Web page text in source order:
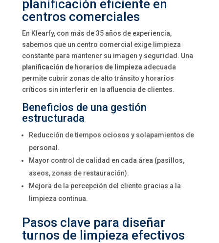
planificación eficiente en
centros comerciales
En Klearfy, con más de 35 años de experiencia,
sabemos que un centro comercial exige limpieza
constante para mantener su imagen y seguridad. Una
planificación de horarios de limpieza adecuada
permite cubrir zonas de alto tránsito y horarios
críticos sin interferir en la afluencia de clientes.
Beneficios de una gestión
estructurada
Reducción de tiempos ociosos y solapamientos de
personal.
Mayor control de calidad en cada área (pasillos,
aseos, zonas de restauración).
Mejora de la percepción del cliente gracias a la
limpieza continua.
Pasos clave para diseñar
turnos de limpieza efectivos